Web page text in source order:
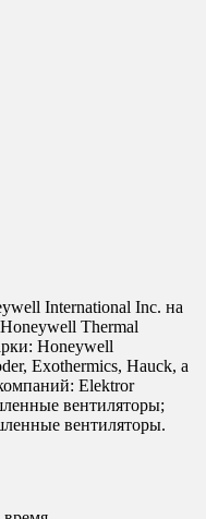
International Inc. на
Thermal
Honeywell
Exothermics, Hauck, а
Elektror
вентиляторы;
вентиляторы.